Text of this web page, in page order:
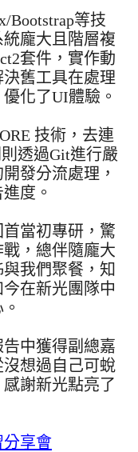
Bootstrap等技
龐大且階層複
套件，實作動
舊工具在處理
化了UI體驗。
技術，去連
透過Git進行嚴
發分流處理，
度。
當初專研，驚
，總伴隨龐大
我們聚餐，知
在新光團隊中
中獲得副總嘉
想過自己可蛻
謝新光點亮了
分享會